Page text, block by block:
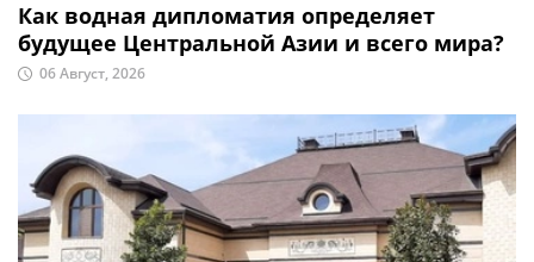
Как водная дипломатия определяет
будущее Центральной Азии и всего мира?
06 Август, 2026